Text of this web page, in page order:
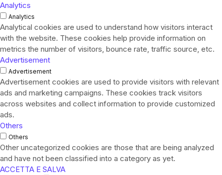
Analytics
Analytics
Analytical cookies are used to understand how visitors interact
with the website. These cookies help provide information on
metrics the number of visitors, bounce rate, traffic source, etc.
Advertisement
Advertisement
Advertisement cookies are used to provide visitors with relevant
ads and marketing campaigns. These cookies track visitors
across websites and collect information to provide customized
ads.
Others
Others
Other uncategorized cookies are those that are being analyzed
and have not been classified into a category as yet.
ACCETTA E SALVA